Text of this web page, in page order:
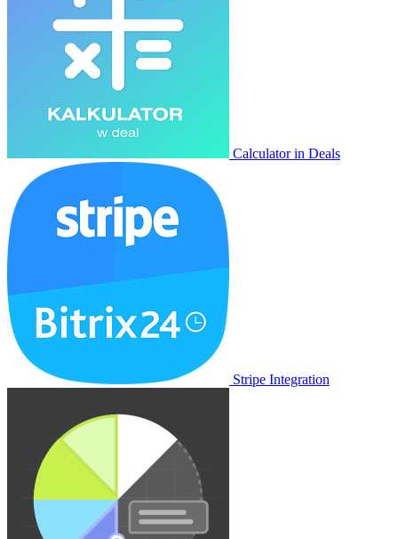
Calculator in Deals
Stripe Integration